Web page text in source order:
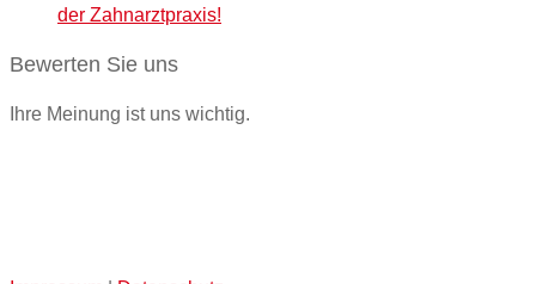
der Zahnarztpraxis!
Bewerten Sie uns
Ihre Meinung ist uns wichtig.